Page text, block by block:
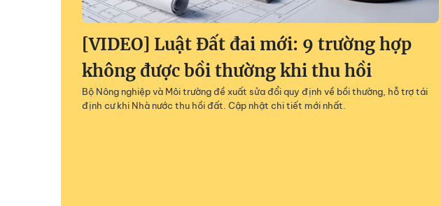
[VIDEO] Luật Đất đai mới: 9 trường hợp
không được bồi thường khi thu hồi
Bộ Nông nghiệp và Môi trường đề xuất sửa đổi quy định về bồi thường, hỗ trợ tái
định cư khi Nhà nước thu hồi đất. Cập nhật chi tiết mới nhất.